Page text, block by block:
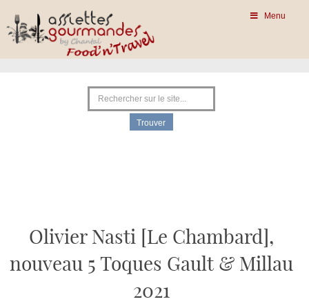
Menu
Olivier Nasti [Le Chambard],
nouveau 5 Toques Gault & Millau
2021